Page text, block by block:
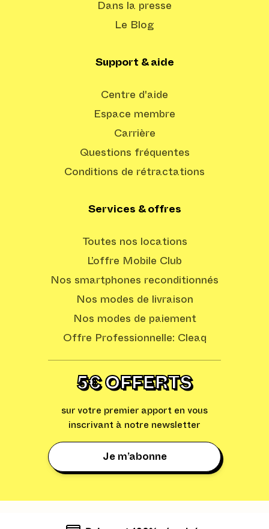
Dans la presse
Le Blog
Support & aide
Centre d'aide
Espace membre
Carrière
Questions fréquentes
Conditions de rétractations
Services & offres
Toutes nos locations
L’offre Mobile Club
Nos smartphones reconditionnés
Nos modes de livraison
Nos modes de paiement
Offre Professionnelle: Cleaq
5€ OFFERTS
sur votre premier apport en vous
inscrivant à notre newsletter
Je m’abonne